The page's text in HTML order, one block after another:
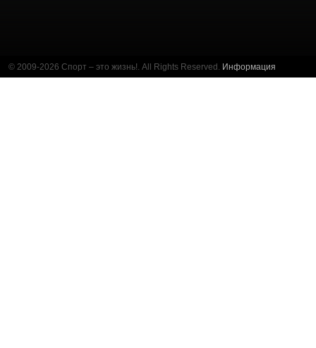
© 2009-2026 Спорт – это жизнь!. All Rights Reserved. Информация